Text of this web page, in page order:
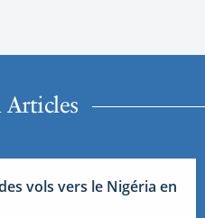
Articles
vols vers le Nigéria en